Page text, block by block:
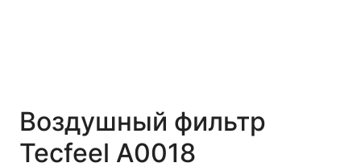
Воздушный фильтр
Tecfeel A0018